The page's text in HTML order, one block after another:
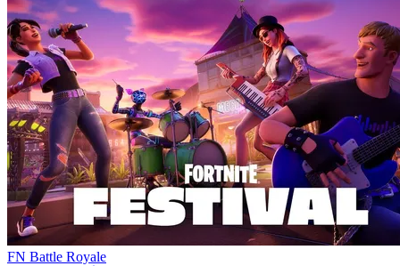
FN Battle Royale